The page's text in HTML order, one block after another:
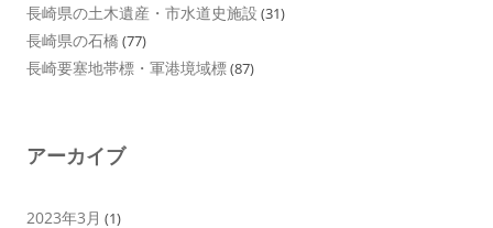
長崎県の土木遺産・市水道史施設 (31)
長崎県の石橋 (77)
長崎要塞地帯標・軍港境域標(87)
アーカイブ
2023年3月 (1)